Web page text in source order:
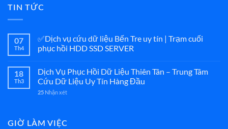
TIN TỨC
07
Th4
✅Dịch vụ cứu dữ liệu Bến Tre uy tín | Trạm cuối
phục hồi HDD SSD SERVER
18
Th3
Dịch Vụ Phục Hồi Dữ Liệu Thiên Tân – Trung Tâm
Cứu Dữ Liệu Uy Tín Hàng Đầu
25 Nhận xét
GIỜ LÀM VIỆC